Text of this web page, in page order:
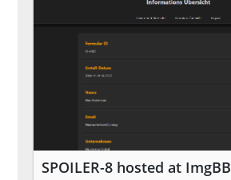
SPOILER-8 hosted at ImgBB